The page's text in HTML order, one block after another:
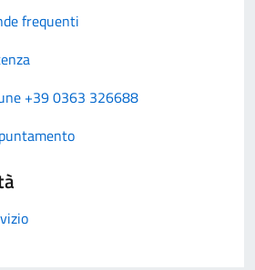
frequenti
+39 0363 326688